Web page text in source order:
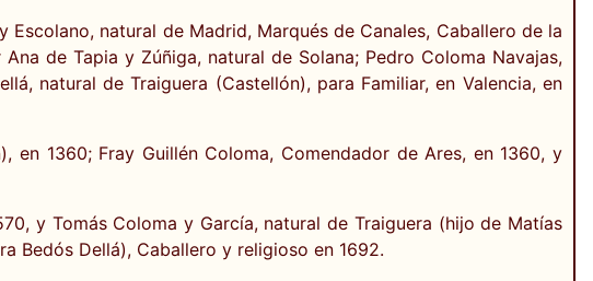
natural de Madrid, Marqués de Canales, Caballero de la
de Tapia y Zúñiga, natural de Solana; Pedro Coloma Navajas,
natural de Traiguera (Castellón), para Familiar, en Valencia, en
en 1360; Fray Guillén Coloma, Comendador de Ares, en 1360, y
y Tomás Coloma y García, natural de Traiguera (hijo de Matías
Bedós Dellá), Caballero y religioso en 1692.